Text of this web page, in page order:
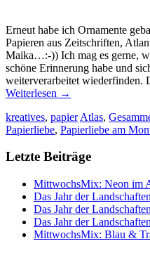
Erneut habe ich Ornamente
Papieren aus Zeitschriften,
Maika…:-)) Ich mag es gerne,
schöne Erinnerung habe und
weiterverarbeitet wiederfinden.
Weiterlesen →
kreatives, papier Atlas,
Papierliebe, Papierliebe am
Letzte Beiträge
MittwochsMix: Neon im
Das Jahr der
Das Jahr der
Das Jahr der
MittwochsMix: Blau &